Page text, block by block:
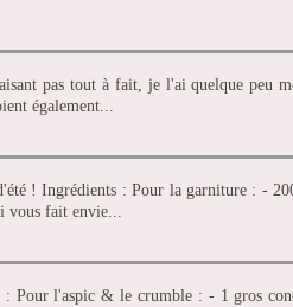
pas tout à fait, je l'ai quelque peu
également...
! Ingrédients : Pour la garniture : -
vous fait envie...
: Pour l'aspic & le crumble : - 1 gros